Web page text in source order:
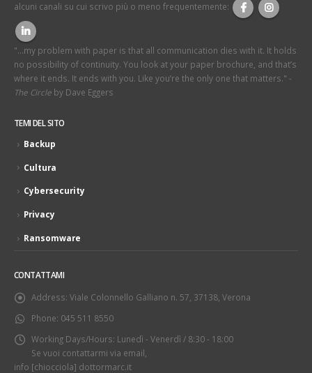
alcuni canali su cui scrivo più o meno frequentemente:
"...my problem with paper is that all communication dies with it. It holds
no possibility of continuity. You look at your paper brochure, and that’s
where it ends. It ends with you. Like you’re the only one that matters." -
The Circle by Dave Eggers
TEMI DEL SITO
Backup
Cultura
Cybersecurity
Privacy
Ransomware
CONTATTAMI
Address: Viale Colonnello Galliano n. 57, 37138, Verona
Phone: 045 511 8550
Working Days/Hours: Lunedì - Venerdì / 8:30 - 18:00
Se vuoi contattarmi via email,
info [chiocciola] dottormarc.it